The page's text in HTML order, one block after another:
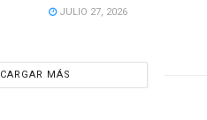
JULIO 27, 2026
CARGAR MÁS